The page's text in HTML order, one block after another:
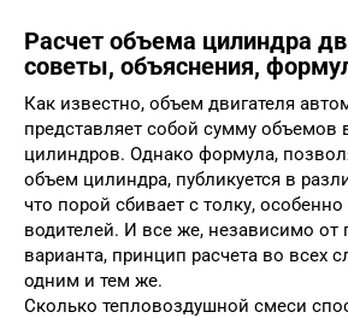
Расчет объема цилиндра
советы, объяснения,
Как известно, объем двигателя
представляет собой сумму объемов
цилиндров. Однако формула,
объем цилиндра, публикуется в
что порой сбивает с толку,
водителей. И все же, независимо от
варианта, принцип расчета во всех
одним и тем же.
Сколько тепловоздушной смеси